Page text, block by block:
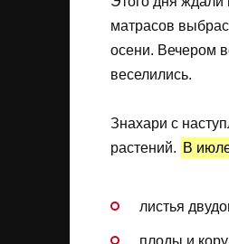
матрасов
осени. Вечером
веселились.
Знахари с
растений. В
листья